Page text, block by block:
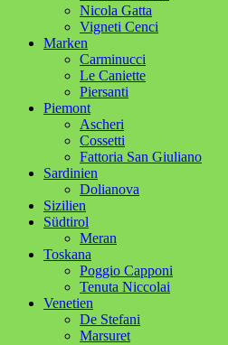
Nicola Gatta
Vigneti Cenci
Marken
Carminucci
Le Caniette
Piersanti
Piemont
Ascheri
Cossetti
Fattoria San Giuliano
Sardinien
Dolianova
Sizilien
Südtirol
Meran
Toskana
Poggio Capponi
Tenuta Niccolai
Venetien
De Stefani
Marsuret